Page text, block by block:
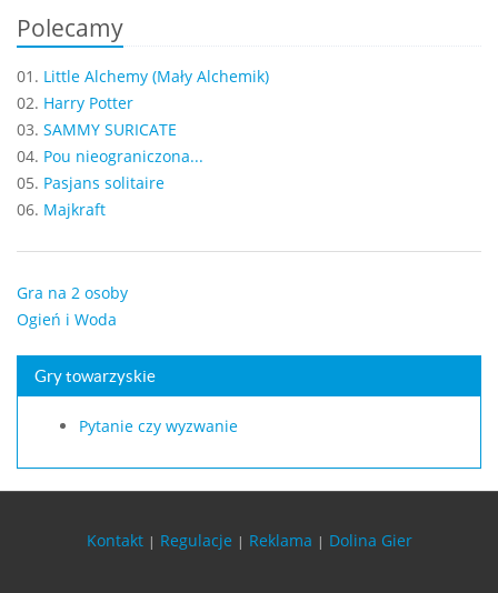
Polecamy
01. Little Alchemy (Mały Alchemik)
02. Harry Potter
03. SAMMY SURICATE
04. Pou nieograniczona...
05. Pasjans solitaire
06. Majkraft
Gra na 2 osoby
Ogień i Woda
Gry towarzyskie
Pytanie czy wyzwanie
Kontakt | Regulacje | Reklama | Dolina Gier